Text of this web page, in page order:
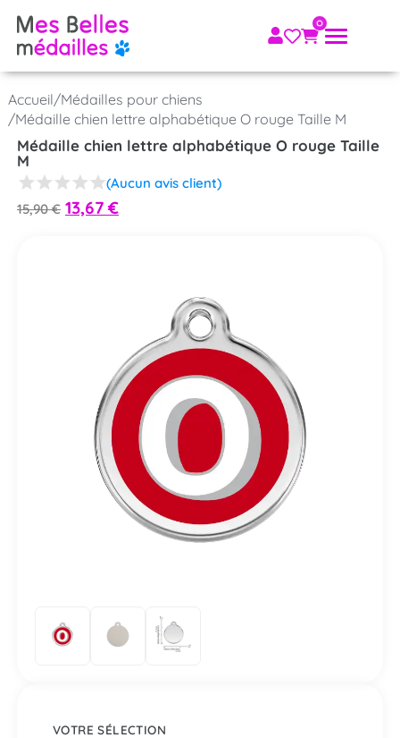
Accueil/Médailles pour chiens
/Médaille chien lettre alphabétique O rouge Taille M
Médaille chien lettre alphabétique O rouge Taille
M
(Aucun avis client)
15,90€ 13,67 €
VOTRE SÉLECTION